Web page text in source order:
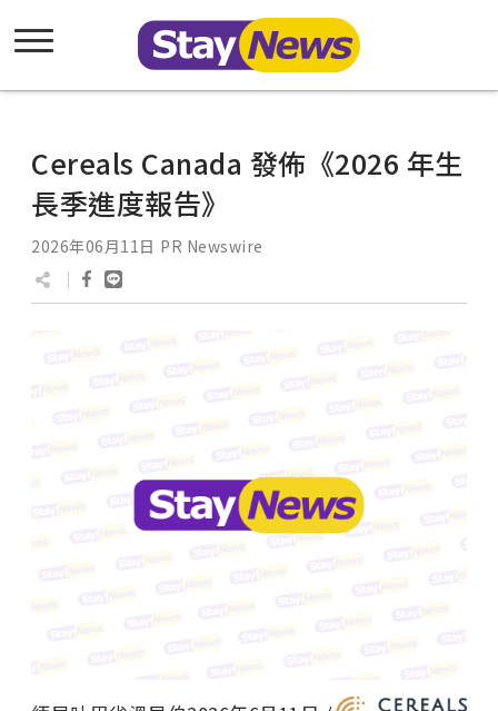
Cereals Canada 發佈《2026 年生
長季進度報告》
2026年06月11日 PR Newswire